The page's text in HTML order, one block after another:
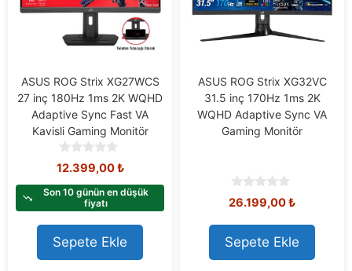
ASUS ROG Strix XG27WCS
27 inç 180Hz 1ms 2K WQHD
Adaptive Sync Fast VA
Kavisli Gaming Monitör
0
o
u
5
12.399,00₺
Son 10 günün en düşük
fiyatı
Sepete Ekle
ASUS ROG Strix XG32VC
31.5 inç 170Hz 1ms 2K
WQHD Adaptive Sync VA
Gaming Monitör
0
o
u
t
o
f
26.199,00₺
Sepete Ekle